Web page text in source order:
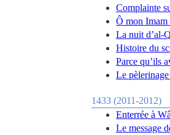
Complainte
Ô mon Imam
La nuit d’al-
Histoire du
Parce qu’ils
Le
1433 (2011-2012)
Enterrée à
Le message